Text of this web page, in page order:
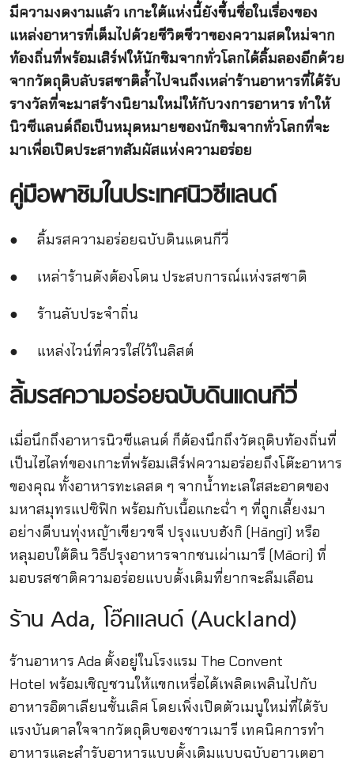
มีความงดงามแล้ว เกาะใต้แห่งนี้ยังขึ้นชื่อในเรื่องของ
แหล่งอาหารที่เต็มไปด้วยชีวิตชีวาของความสดใหม่จาก
ท้องถิ่นที่พร้อมเสิร์ฟให้นักชิมจากทั่วโลกได้ลิ้มลองอีกด้วย
จากวัตถุดิบลับรสชาติล้ำไปจนถึงเหล่าร้านอาหารที่ได้รับ
รางวัลที่จะมาสร้างนิยามใหม่ให้กับวงการอาหาร ทำให้
นิวซีแลนด์ถือเป็นหมุดหมายของนักชิมจากทั่วโลกที่จะ
มาเพื่อเปิดประสาทสัมผัสแห่งความอร่อย
คู่มือพาชิมในประเทศนิวซีแลนด์
● ลิ้มรสความอร่อยฉบับดินแดนกีวี่
● เหล่าร้านดังต้องโดน ประสบการณ์แห่งรสชาติ
● ร้านลับประจำถิ่น
● แหล่งไวน์ที่ควรใส่ไว้ในลิสต์
ลิ้มรสความอร่อยฉบับดินแดนกีวี่
เมื่อนึกถึงอาหารนิวซีแลนด์ ก็ต้องนึกถึงวัตถุดิบท้องถิ่นที่
เป็นไฮไลท์ของเกาะที่พร้อมเสิร์ฟความอร่อยถึงโต๊ะอาหาร
ของคุณ ทั้งอาหารทะเลสด ๆ จากน้ำทะเลใสสะอาดของ
มหาสมุทรแปซิฟิก พร้อมกับเนื้อแกะฉ่ำ ๆ ที่ถูกเลี้ยงมา
อย่างดีบนทุ่งหญ้าเขียวขจี ปรุงแบบฮังกิ (Hāngī) หรือ
หลุมอบใต้ดิน วิธีปรุงอาหารจากชนเผ่าเมารี (Māori) ที่
มอบรสชาติความอร่อยแบบดั้งเดิมที่ยากจะลืมเลือน
ร้าน Ada, โอ๊คแลนด์ (Auckland)
ร้านอาหาร Ada ตั้งอยู่ในโรงแรม The Convent
Hotel พร้อมเชิญชวนให้แขกเหรื่อได้เพลิดเพลินไปกับ
อาหารอิตาเลียนชั้นเลิศ โดยเพิ่งเปิดตัวเมนูใหม่ที่ได้รับ
แรงบันดาลใจจากวัตถุดิบของชาวเมารี เทคนิคการทำ
อาหารและสำรับอาหารแบบดั้งเดิมแบบฉบับอาวเตอา